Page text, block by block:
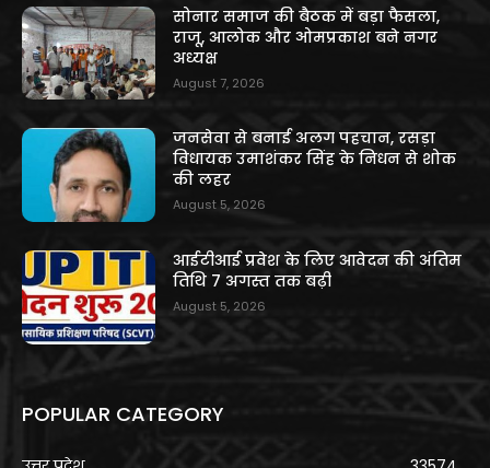
सोनार समाज की बैठक में बड़ा फैसला,
राजू, आलोक और ओमप्रकाश बने नगर
अध्यक्ष
August 7, 2026
जनसेवा से बनाई अलग पहचान, रसड़ा
विधायक उमाशंकर सिंह के निधन से शोक
की लहर
August 5, 2026
आईटीआई प्रवेश के लिए आवेदन की अंतिम
तिथि 7 अगस्त तक बढ़ी
August 5, 2026
POPULAR CATEGORY